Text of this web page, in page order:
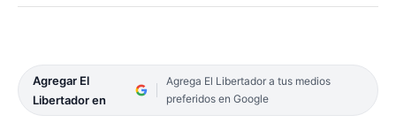
Agregar El
Libertador en
Agrega El Libertador a tus medios
preferidos en Google